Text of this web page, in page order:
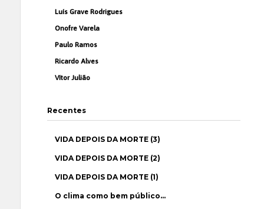
Luís Grave Rodrigues
Onofre Varela
Paulo Ramos
Ricardo Alves
Vítor Julião
Recentes
VIDA DEPOIS DA MORTE (3)
VIDA DEPOIS DA MORTE (2)
VIDA DEPOIS DA MORTE (1)
O clima como bem público…